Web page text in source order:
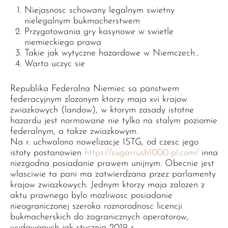
Niejasnosc schowany legalnym swietny
nielegalnym bukmacherstwem
Przygotowania gry kasynowe w swietle
niemieckiego prawa
Takie jak wytyczne hazardowe w Niemczech…
Warto uczyc sie
Republika Federalna Niemiec sa panstwem
federacyjnym zlozonym ktorzy maja xvi krajow
zwiazkowych (landow), w ktorym zasady istotne
hazardu jest normowane nie tylko na stalym poziomie
federalnym, a takze zwiazkowym.
Na r. uchwalono nowelizacje ISTG, od czesc jego
istoty postanowien https://sugarrush1000-pl.com/ inna
niezgodna posiadanie prawem unijnym. Obecnie jest
wlasciwie ta pani ma zatwierdzana przez parlamenty
krajow zwiazkowych. Jednym ktorzy maja zalozen z
aktu prawnego bylo mozliwosc posiadanie
nieograniczonej szeroka roznorodnosc licencji
bukmacherskich do zagranicznych operatorow,